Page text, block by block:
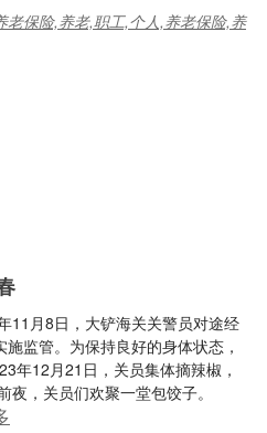
老保险,养老,职工,个人,养老保险,养
11月8日，大铲海关关警员对途经
监管。为保持良好的身体状态，
年12月21日，关员集体摘辣椒，
夜，关员们欢聚一堂包饺子。